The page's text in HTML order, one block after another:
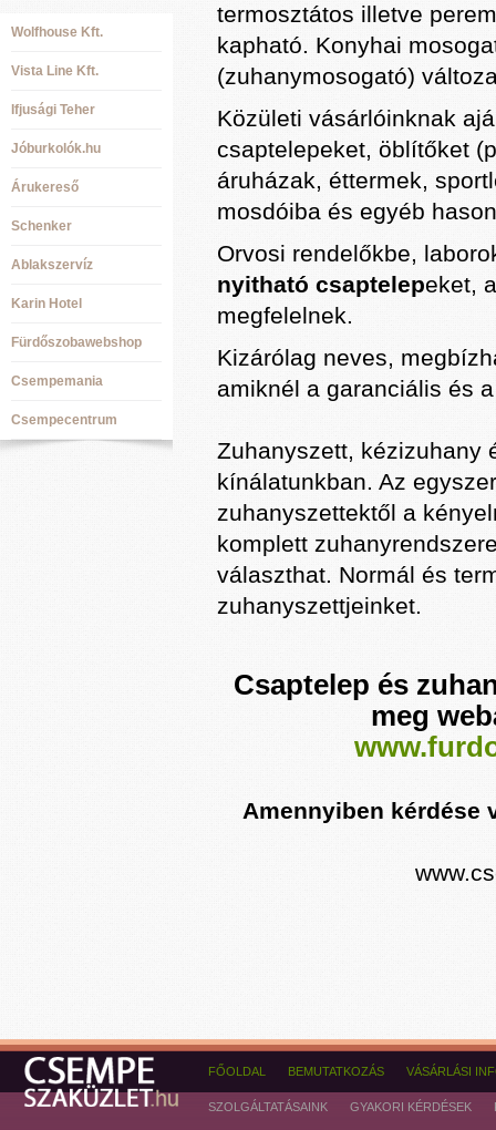
Wolfhouse Kft.
Vista Line Kft.
Ifjusági Teher
Jóburkolók.hu
Árukereső
Schenker
Ablakszervíz
Karin Hotel
Fürdőszobawebshop
Csempemania
Csempecentrum
termosztátos illetve
kapható. Konyhai
(zuhanymosogató)
Közületi vásárlóinknak
csaptelepeket, öblítőket
áruházak, éttermek,
mosdóiba és egyéb
Orvosi rendelőkbe,
nyitható csaptelepeket,
megfelelnek.
Kizárólag neves,
amiknél a garanciális és
Zuhanyszett, kézizuhany
kínálatunkban. Az
zuhanyszettektől a
komplett
választhat. Normál és
zuhanyszettjeinket.
Csaptelep és
meg
Amennyiben kérdése
FŐOLDAL BEMUTATKOZÁS VÁSÁRLÁSI
SZOLGÁLTATÁSAINK GYAKORI KÉRDÉSEK